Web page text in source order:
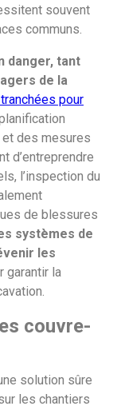
souvent
communs.
danger, tant
de la
pour
des mesures
d’entreprendre
l’inspection du
de blessures
systèmes de
les
garantir la
couvre-
solution sûre
les chantiers